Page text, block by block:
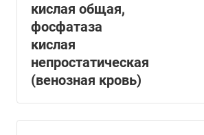
кислая общая,
фосфатаза
кислая
непростатическая
(венозная кровь)